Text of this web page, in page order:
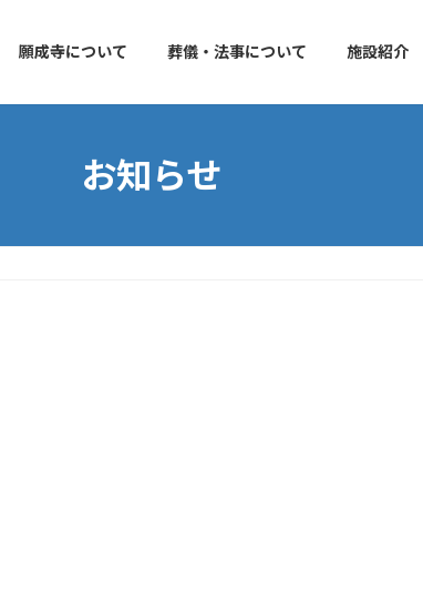
願成寺について 葬儀・法事について 施設紹介
お知らせ